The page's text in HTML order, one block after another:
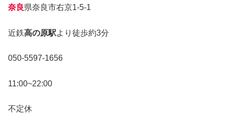
奈良県奈良市右京1-5-1
近鉄高の原駅より徒歩約3分
050-5597-1656
11:00~22:00
不定休